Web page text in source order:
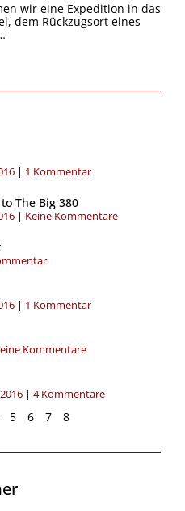
wir eine Expedition in das
dem Rückzugsort eines
1 Kommentar
The Big 380
Keine Kommentare
1 Kommentar
Kommentare
4 Kommentare
5 6 7 8